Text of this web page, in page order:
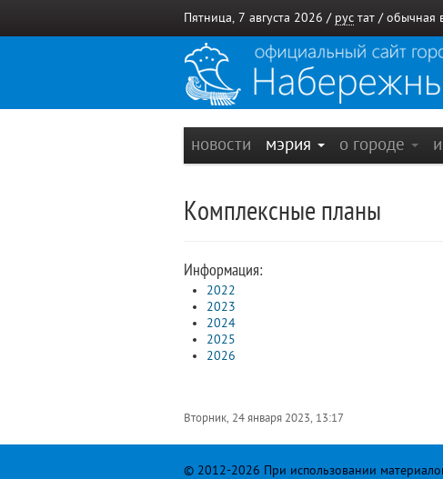
Пятница, 7 августа 2026 / рус тат / обычная
новости мэрия о городе
Комплексные планы
Информация:
2022
2023
2024
2025
2026
Вторник, 24 января 2023, 13:17
© 2012-2026 При использовании